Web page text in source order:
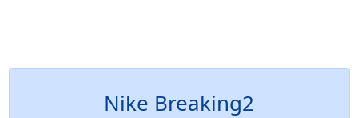
Nike Breaking2